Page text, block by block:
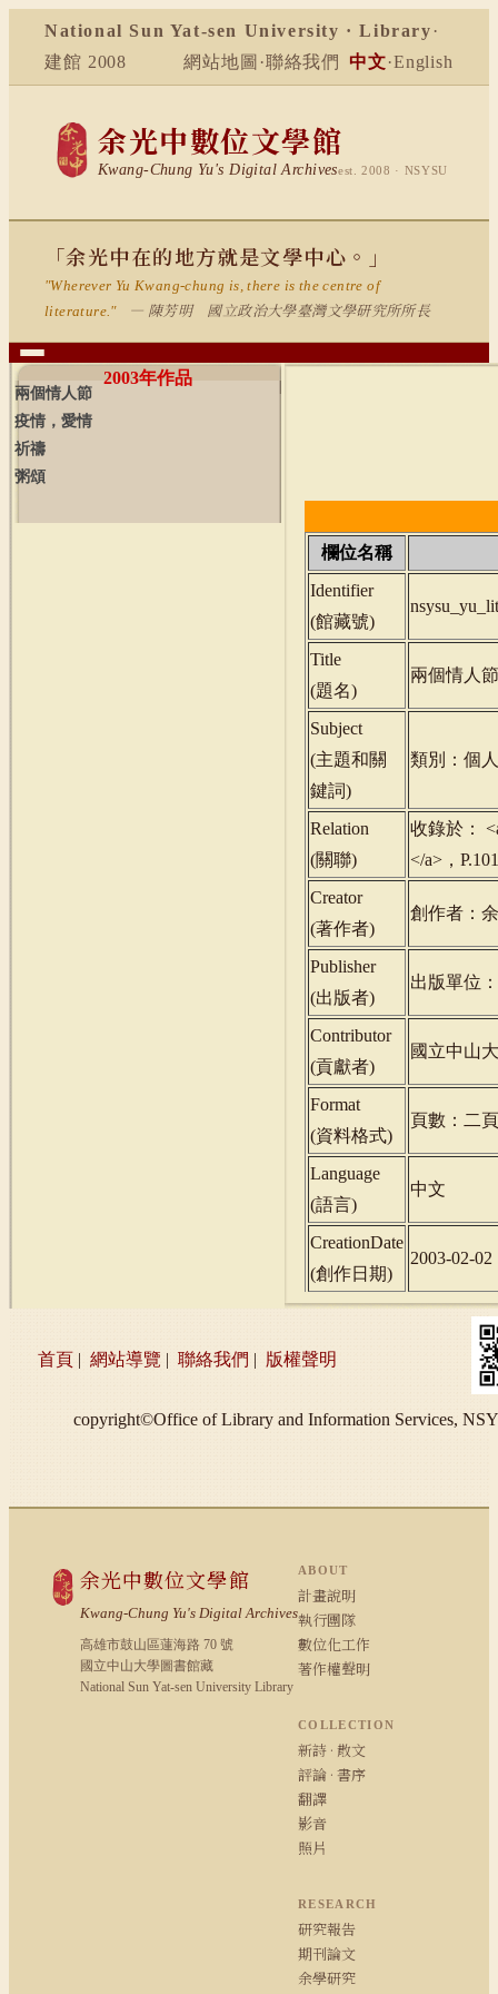
National Sun Yat-sen University · Library ·
建館 2008
網站地圖 ·聯絡我們 中文·English
余光中數位文學館
Kwang-Chung Yu's Digital Archivesest. 2008 · NSYSU
「余光中在的地方就是文學中心。」
"Wherever Yu Kwang-chung is, there is the centre of
literature."
— 陳芳明 國立政治大學臺灣文學研究所所長
2003年作品
兩個情人節
疫情，愛情
祈禱
粥頌
欄位名稱
Identifier
(館藏號)
Title
(題名)
兩個情人節
Subject
(主題和關
鍵詞)
類別：個
Relation
(關聯)
收錄於：
</a>，
Creator
(著作者)
創作者：
Publisher
(出版者)
出版單位
Contributor
(貢獻者)
國立中山
Format
(資料格式)
頁數：二頁
Language
(語言)
中文
CreationDate
(創作日期)
2003-02-02
首頁 | 網站導覽 | 聯絡我們 | 版權聲明
copyright©Office of Library and Information Services,
余光中數位文學館
Kwang-Chung Yu's Digital Archives
高雄市鼓山區蓮海路 70 號
國立中山大學圖書館藏
National Sun Yat-sen University Library
ABOUT
計畫說明
執行團隊
數位化工作
著作權聲明
COLLECTION
新詩 · 散文
評論 · 書序
翻譯
影音
照片
RESEARCH
研究報告
期刊論文
余學研究